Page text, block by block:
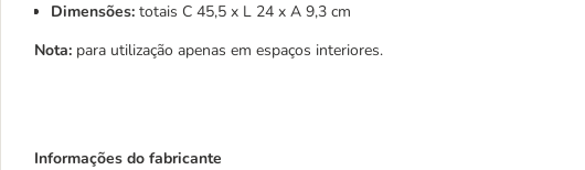
Dimensões: totais C 45,5 x L 24 x A 9,3 cm
Nota: para utilização apenas em espaços interiores.
Informações do fabricante